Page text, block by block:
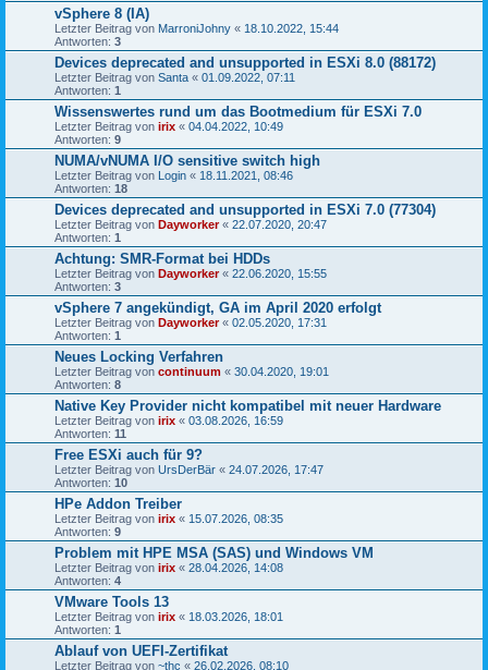
vSphere 8 (IA)
Letzter Beitrag von MarroniJohny « 18.10.2022, 15:44
Antworten: 3
Devices deprecated and unsupported in ESXi 8.0 (88172)
Letzter Beitrag von Santa « 01.09.2022, 07:11
Antworten: 1
Wissenswertes rund um das Bootmedium für ESXi 7.0
Letzter Beitrag von irix « 04.04.2022, 10:49
Antworten: 9
NUMA/vNUMA I/O sensitive switch high
Letzter Beitrag von Login « 18.11.2021, 08:46
Antworten: 18
Devices deprecated and unsupported in ESXi 7.0 (77304)
Letzter Beitrag von Dayworker« 22.07.2020, 20:47
Antworten: 1
Achtung: SMR-Format bei HDDs
Letzter Beitrag von Dayworker« 22.06.2020, 15:55
Antworten: 3
vSphere 7 angekündigt, GA im April 2020 erfolgt
Letzter Beitrag von Dayworker« 02.05.2020, 17:31
Antworten: 1
Neues Locking Verfahren
Letzter Beitrag von continuum « 30.04.2020, 19:01
Antworten: 8
Native Key Provider nicht kompatibel mit neuer Hardware
Letzter Beitrag von irix « 03.08.2026, 16:59
Antworten: 11
Free ESXi auch für 9?
Letzter Beitrag von UrsDerBär « 24.07.2026, 17:47
Antworten: 10
HPe Addon Treiber
Letzter Beitrag von irix « 15.07.2026, 08:35
Antworten: 9
Problem mit HPE MSA (SAS) und Windows VM
Letzter Beitrag von irix « 28.04.2026, 14:08
Antworten: 4
VMware Tools 13
Letzter Beitrag von irix « 18.03.2026, 18:01
Antworten: 1
Ablauf von UEFI-Zertifikat
Letzter Beitrag von ~thc « 26.02.2026, 08:10